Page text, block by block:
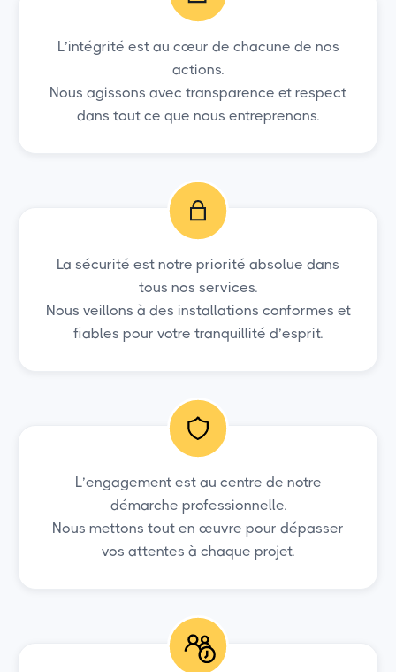
L’intégrité est au cœur de chacune de nos
actions.
Nous agissons avec transparence et respect
dans tout ce que nous entreprenons.
La sécurité est notre priorité absolue dans
tous nos services.
Nous veillons à des installations conformes et
fiables pour votre tranquillité d’esprit.
L’engagement est au centre de notre
démarche professionnelle.
Nous mettons tout en œuvre pour dépasser
vos attentes à chaque projet.